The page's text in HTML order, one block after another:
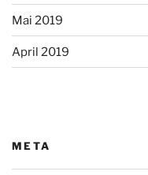
Mai 2019
April 2019
META